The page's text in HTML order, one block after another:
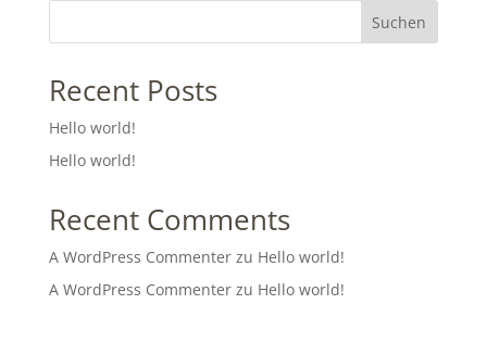
Suchen
Recent Posts
Hello world!
Hello world!
Recent Comments
A WordPress Commenterzu Hello world!
A WordPress Commenterzu Hello world!